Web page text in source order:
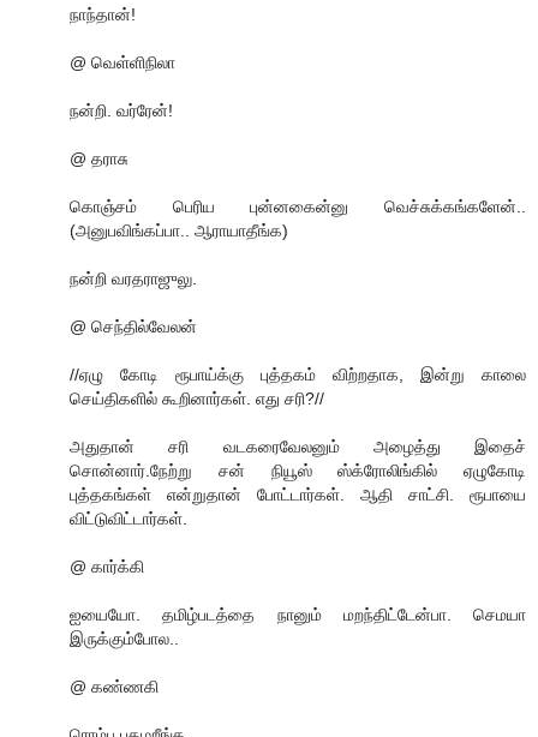
நாந்தான்!
@ வெள்ளிநிலா
நன்றி. வர்ரேன்!
@ தராசு
கொஞ்சம் பெரிய புன்னகைன்னு வெச்சுக்கங்களேன்..
(அனுபவிங்கப்பா.. ஆராயாதீங்க)
நன்றி வரதராஜுலு.
@ செந்தில்வேலன்
//ஏழு கோடி ரூபாய்க்கு புத்தகம் விற்றதாக, இன்று காலை
செய்திகளில் கூறினார்கள். எது சரி?//
அதுதான் சரி வடகரைவேலனும் அழைத்து இதைச்
சொன்னார்.நேற்று சன் நியூஸ் ஸ்க்ரோலிங்கில் ஏழுகோடி
புத்தகங்கள் என்றுதான் போட்டார்கள். ஆதி சாட்சி. ரூபாயை
விட்டுவிட்டார்கள்.
@ கார்க்கி
ஐயையோ. தமிழ்படத்தை நானும் மறந்திட்டேன்பா. செமயா
இருக்கும்போல..
@ கண்ணகி